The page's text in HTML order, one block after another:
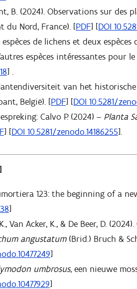
B. (2024). Observations sur des
du Nord, France). [PDF] [DOI
espèces de lichens et deux
espèces intéressantes pour le
] .
van het
België). [PDF] [DOI 10.5281/
Calvo P. (2024) – Planta
] [DOI 10.5281/zenodo.14186255].
123: the beginning of a
]
Van Acker, K., & De Beer, D.
angustatum (Brid.) Bruch &
]
umbrosus, een nieuwe
]